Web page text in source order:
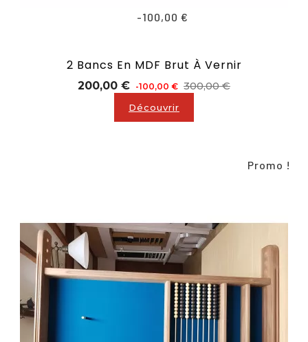
-100,00 €
2 Bancs En MDF Brut À Vernir
200,00 € Prix
de
base
-100,00 € 300,00 €Prix
Découvrir
Promo !